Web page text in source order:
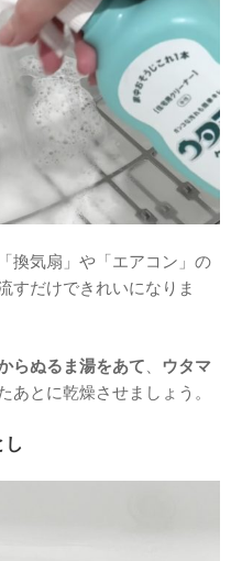
換気扇」や「エアコン」の
すだけできれいになりま
らぬるま湯をあて
ウタマ
あとに乾燥させましょう。
し